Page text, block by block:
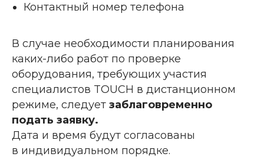
Контактный номер телефона
В случае необходимости планирования
каких-либо работ по проверке
оборудования, требующих участия
специалистов TOUCH в дистанционном
режиме, следует заблаговременно
подать заявку.
Дата и время будут согласованы
в индивидуальном порядке.